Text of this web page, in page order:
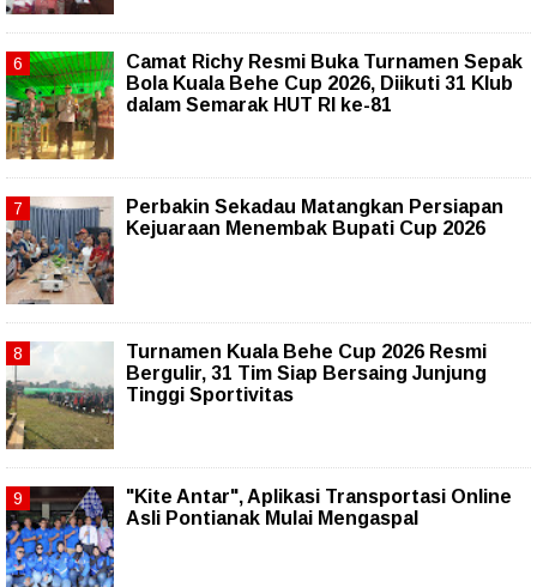
Camat Richy Resmi Buka Turnamen Sepak
Bola Kuala Behe Cup 2026, Diikuti 31 Klub
dalam Semarak HUT RI ke-81
Perbakin Sekadau Matangkan Persiapan
Kejuaraan Menembak Bupati Cup 2026
Turnamen Kuala Behe Cup 2026 Resmi
Bergulir, 31 Tim Siap Bersaing Junjung
Tinggi Sportivitas
"Kite Antar", Aplikasi Transportasi Online
Asli Pontianak Mulai Mengaspal